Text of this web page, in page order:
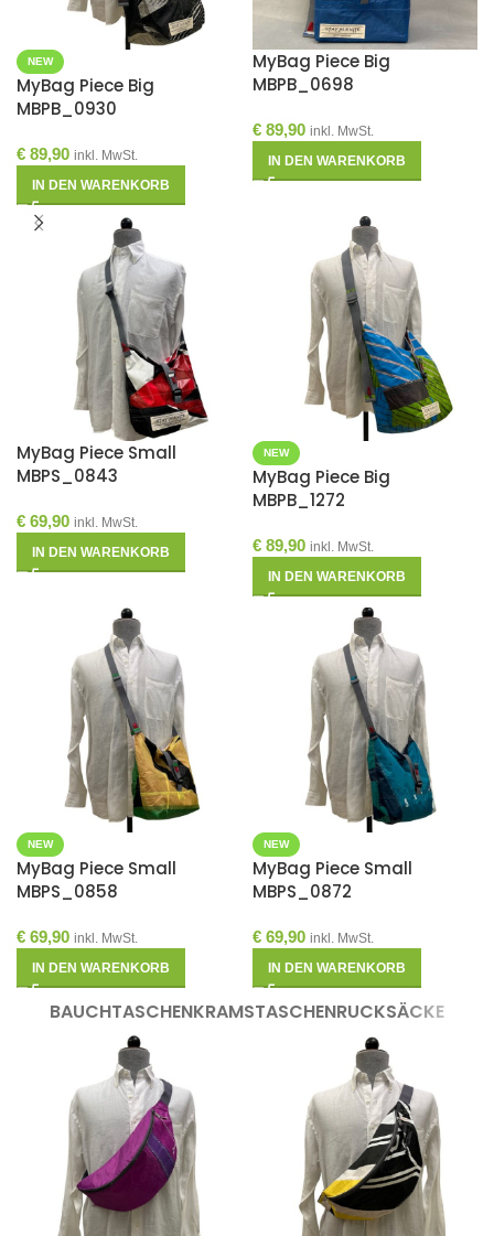
NEW
MyBag Piece Big
MBPB_0930
€ 89,90 inkl. MwSt.
IN DEN WARENKORB
MyBag Piece Big
MBPB_0698
€89,90 inkl. MwSt.
IN DEN WARENKORB
MyBag Piece Small
MBPS_0843
€ 69,90 inkl. MwSt.
IN DEN WARENKORB
NEW
MyBag Piece Big
MBPB_1272
€89,90 inkl. MwSt.
IN DEN WARENKORB
NEW
MyBag Piece Small
MBPS_0858
€ 69,90 inkl. MwSt.
IN DEN WARENKORB
NEW
MyBag Piece Small
MBPS_0872
€69,90 inkl. MwSt.
IN DEN WARENKORB
BAUCHTASCHENKRAMSTASCHENRUCKSÄCKE